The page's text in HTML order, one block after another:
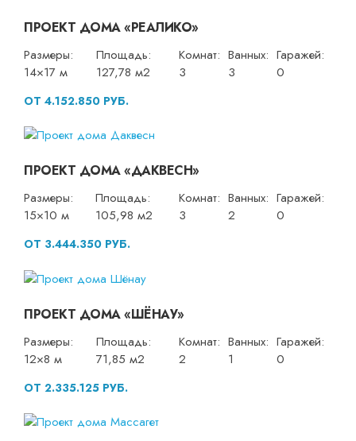
ПРОЕКТ ДОМА «РЕАЛИКО»
Размеры:
14×17 м
Площадь:
127,78 м2
Комнат:
3
Ванных:
3
Гаражей:
0
ОТ 4.152.850 РУБ.
ПРОЕКТ ДОМА «ДАКВЕСН»
Размеры:
15×10 м
Площадь:
105,98 м2
Комнат:
3
Ванных:
2
Гаражей:
0
ОТ 3.444.350 РУБ.
ПРОЕКТ ДОМА «ШЁНАУ»
Размеры:
12×8 м
Площадь:
71,85 м2
Комнат:
2
Ванных:
1
Гаражей:
0
ОТ 2.335.125 РУБ.